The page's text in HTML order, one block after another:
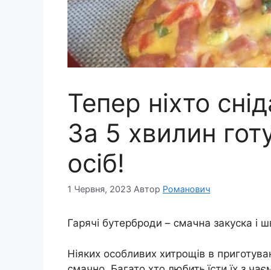
Тепер ніхто
За 5 хвилин
осіб!
1 Червня, 2023 Автор Романович
Гарячі бутерброди – смачна закуска і
Ніяких особливих хитрощів в